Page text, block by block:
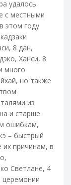
удалось
с местными
этом году
8 дан,
Ханси, 8
много
но также
из
и старше
ошибкам,
– быстрый
их причинам, в
Светлане, 4
церемонии